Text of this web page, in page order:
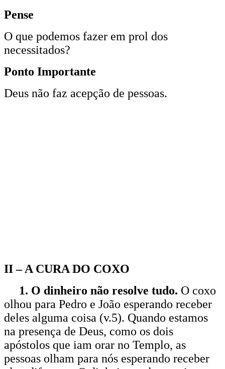
Pense
O que podemos fazer em prol dos
necessitados?
Ponto Importante
Deus não faz acepção de pessoas.
II – A CURA DO COXO
1. O dinheiro não resolve tudo. O coxo
olhou para Pedro e João esperando receber
deles alguma coisa (v.5). Quando estamos
na presença de Deus, como os dois
apóstolos que iam orar no Templo, as
pessoas olham para nós esperando receber